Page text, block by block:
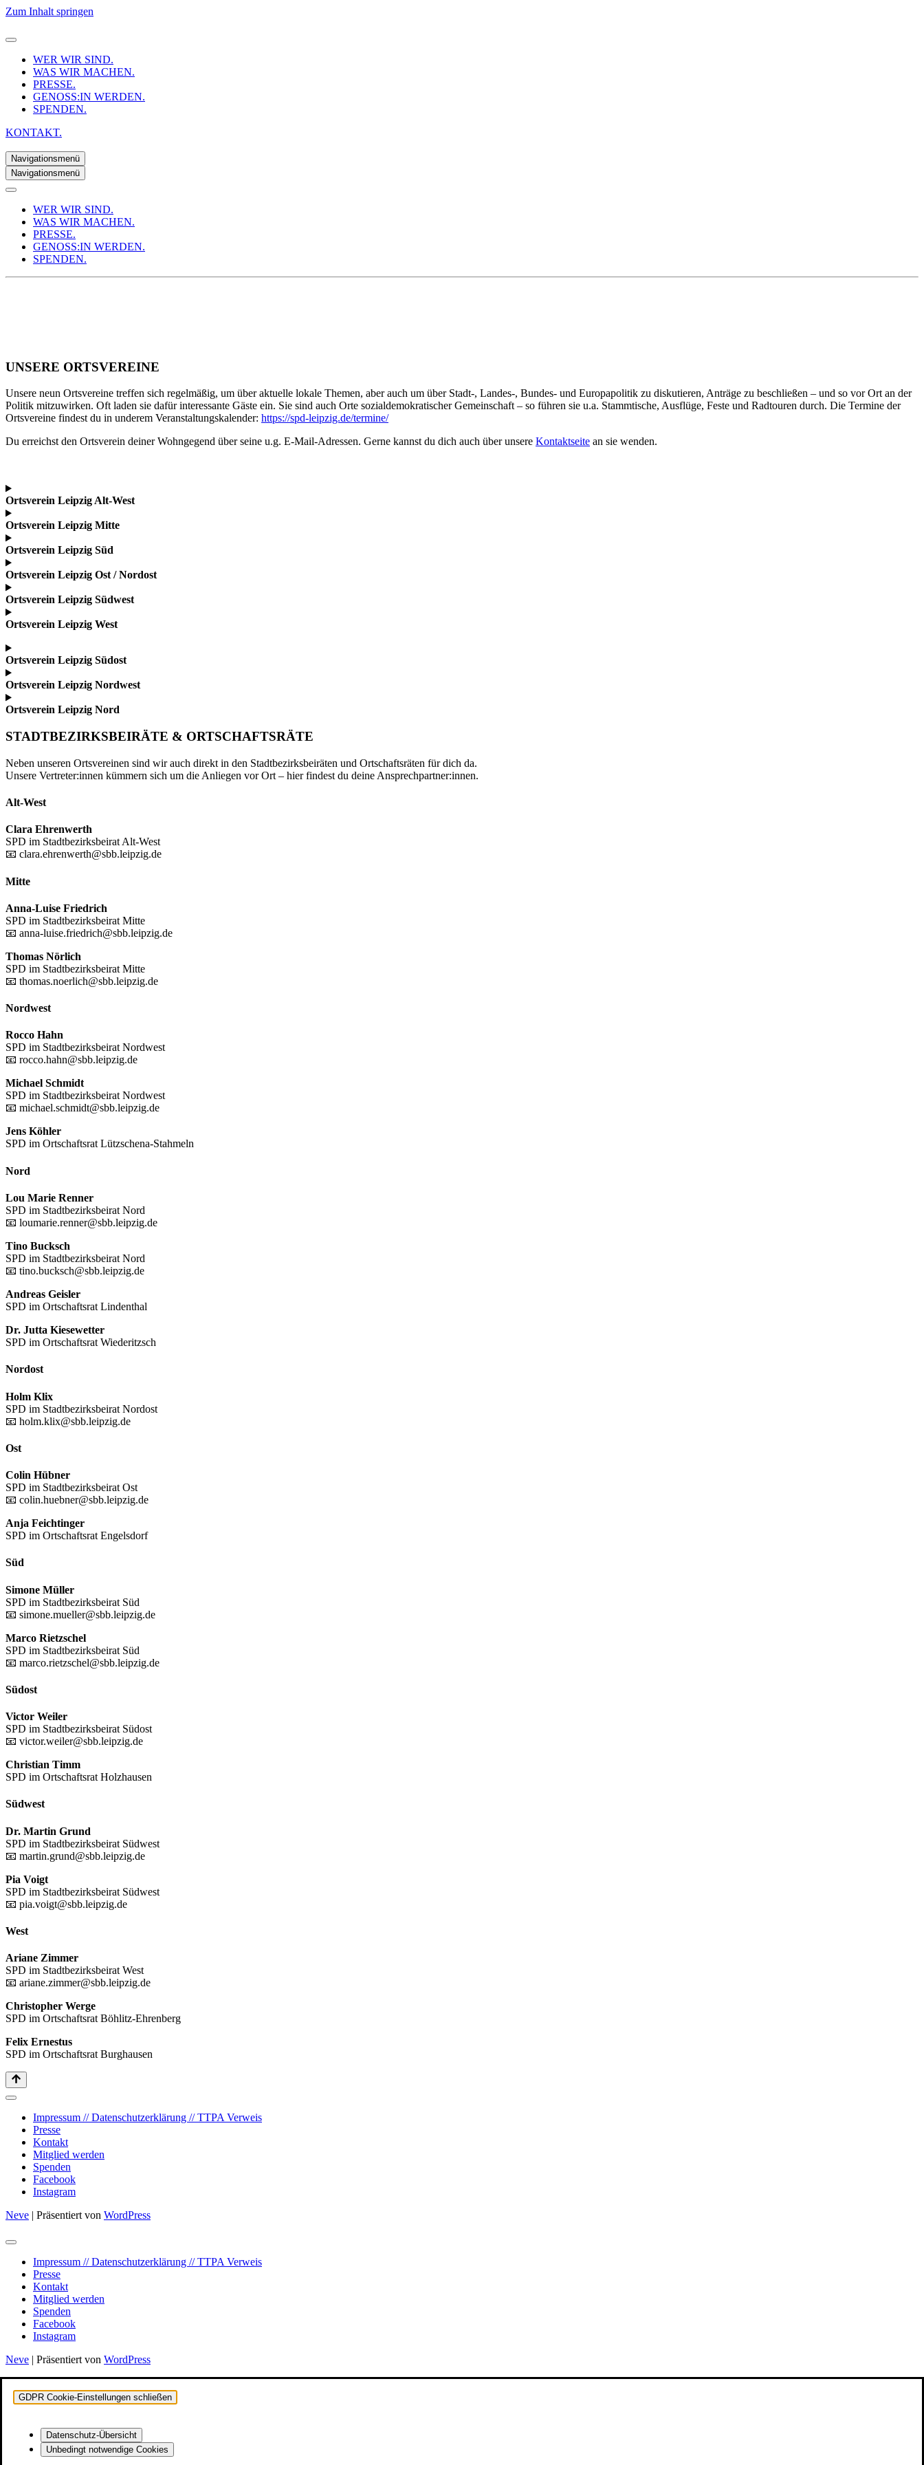
Zum Inhalt springen
WER WIR SIND.
WAS WIR MACHEN.
PRESSE.
GENOSS:IN WERDEN.
SPENDEN.
KONTAKT.
Navigationsmenü
Navigationsmenü
WER WIR SIND.
WAS WIR MACHEN.
PRESSE.
GENOSS:IN WERDEN.
SPENDEN.
UNSERE ORTSVEREINE
Unsere neun Ortsvereine treffen sich regelmäßig, um über aktuelle lokale Themen, aber auch um über Stadt-, Landes-, Bundes- und Europapolitik zu diskutieren, Anträge zu beschließen – und so vor Ort an der
Politik mitzuwirken. Oft laden sie dafür interessante Gäste ein. Sie sind auch Orte sozialdemokratischer Gemeinschaft – so führen sie u.a. Stammtische, Ausflüge, Feste und Radtouren durch. Die Termine der
Ortsvereine findest du in underem Veranstaltungskalender: https://spd-leipzig.de/termine/
Du erreichst den Ortsverein deiner Wohngegend über seine u.g. E-Mail-Adressen. Gerne kannst du dich auch über unsere Kontaktseite an sie wenden.
Ortsverein Leipzig Alt-West
Ortsverein Leipzig Mitte
Ortsverein Leipzig Süd
Ortsverein Leipzig Ost / Nordost
Ortsverein Leipzig Südwest
Ortsverein Leipzig West
Ortsverein Leipzig Südost
Ortsverein Leipzig Nordwest
Ortsverein Leipzig Nord
STADTBEZIRKSBEIRÄTE & ORTSCHAFTSRÄTE
Neben unseren Ortsvereinen sind wir auch direkt in den Stadtbezirksbeiräten und Ortschaftsräten für dich da.
Unsere Vertreter:innen kümmern sich um die Anliegen vor Ort – hier findest du deine Ansprechpartner:innen.
Alt-West
Clara Ehrenwerth
SPD im Stadtbezirksbeirat Alt-West
📧 clara.ehrenwerth@sbb.leipzig.de
Mitte
Anna-Luise Friedrich
SPD im Stadtbezirksbeirat Mitte
📧 anna-luise.friedrich@sbb.leipzig.de
Thomas Nörlich
SPD im Stadtbezirksbeirat Mitte
📧 thomas.noerlich@sbb.leipzig.de
Nordwest
Rocco Hahn
SPD im Stadtbezirksbeirat Nordwest
📧 rocco.hahn@sbb.leipzig.de
Michael Schmidt
SPD im Stadtbezirksbeirat Nordwest
📧 michael.schmidt@sbb.leipzig.de
Jens Köhler
SPD im Ortschaftsrat Lützschena-Stahmeln
Nord
Lou Marie Renner
SPD im Stadtbezirksbeirat Nord
📧 loumarie.renner@sbb.leipzig.de
Tino Bucksch
SPD im Stadtbezirksbeirat Nord
📧 tino.bucksch@sbb.leipzig.de
Andreas Geisler
SPD im Ortschaftsrat Lindenthal
Dr. Jutta Kiesewetter
SPD im Ortschaftsrat Wiederitzsch
Nordost
Holm Klix
SPD im Stadtbezirksbeirat Nordost
📧 holm.klix@sbb.leipzig.de
Ost
Colin Hübner
SPD im Stadtbezirksbeirat Ost
📧 colin.huebner@sbb.leipzig.de
Anja Feichtinger
SPD im Ortschaftsrat Engelsdorf
Süd
Simone Müller
SPD im Stadtbezirksbeirat Süd
📧 simone.mueller@sbb.leipzig.de
Marco Rietzschel
SPD im Stadtbezirksbeirat Süd
📧 marco.rietzschel@sbb.leipzig.de
Südost
Victor Weiler
SPD im Stadtbezirksbeirat Südost
📧 victor.weiler@sbb.leipzig.de
Christian Timm
SPD im Ortschaftsrat Holzhausen
Südwest
Dr. Martin Grund
SPD im Stadtbezirksbeirat Südwest
📧 martin.grund@sbb.leipzig.de
Pia Voigt
SPD im Stadtbezirksbeirat Südwest
📧 pia.voigt@sbb.leipzig.de
West
Ariane Zimmer
SPD im Stadtbezirksbeirat West
📧 ariane.zimmer@sbb.leipzig.de
Christopher Werge
SPD im Ortschaftsrat Böhlitz-Ehrenberg
Felix Ernestus
SPD im Ortschaftsrat Burghausen
Impressum // Datenschutzerklärung // TTPA Verweis
Presse
Kontakt
Mitglied werden
Spenden
Facebook
Instagram
Neve | Präsentiert von WordPress
Impressum // Datenschutzerklärung // TTPA Verweis
Presse
Kontakt
Mitglied werden
Spenden
Facebook
Instagram
Neve | Präsentiert von WordPress
GDPR Cookie-Einstellungen schließen
Datenschutz-Übersicht
Unbedingt notwendige Cookies